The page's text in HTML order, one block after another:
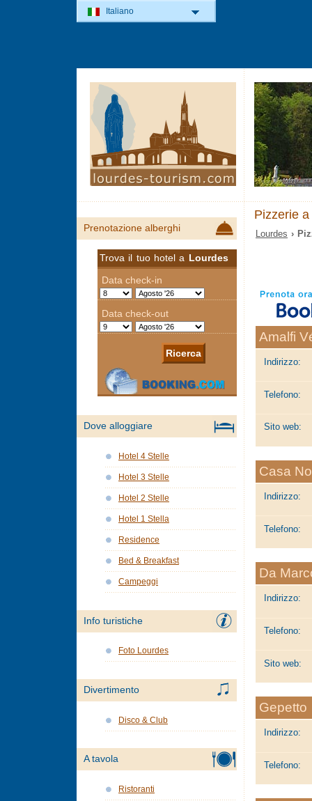
Pizzerie
Lourdes ›
Amalfi
Indirizzo:
Telefono:
Sito web:
Casa
Indirizzo:
Telefono:
Da
Indirizzo:
Telefono:
Sito web:
Gepetto
Indirizzo:
Telefono:
Prenotazione alberghi
Trova il tuo hotel a Lourdes
Dove alloggiare
Hotel 4 Stelle
Hotel 3 Stelle
Hotel 2 Stelle
Hotel 1 Stella
Residence
Bed & Breakfast
Campeggi
Info turistiche
Foto Lourdes
Divertimento
Disco & Club
A tavola
Ristoranti
Italiano